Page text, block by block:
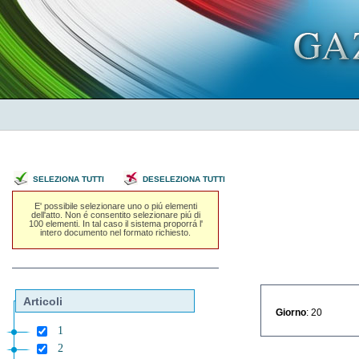
SELEZIONA TUTTI DESELEZIONA TUTTI
E' possibile selezionare uno o piú elementi
dell'atto. Non é consentito selezionare piú di
100 elementi. In tal caso il sistema proporrá l'
intero documento nel formato richiesto.
Articoli
1
2
Giorno : 20